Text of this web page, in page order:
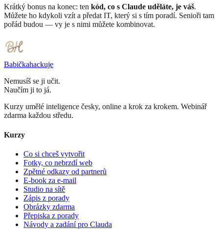
Krátký bonus na konec: ten kód, co s Claude uděláte, je váš.
Můžete ho kdykoli vzít a předat IT, který si s tím poradí. Senioři tam
pořád budou — vy je s nimi můžete kombinovat.
Babičkahackuje
Nemusíš se ji učit.
Naučím ji to já.
Kurzy umělé inteligence česky, online a krok za krokem. Webinář
zdarma každou středu.
Kurzy
Co si chceš vytvořit
Fotky, co nebrzdí web
Zpětné odkazy od partnerů
E-book za e-mail
Studio na sítě
Zápis z porady
Obrázky zdarma
Přepiska z porady
Návody a zadání pro Clauda